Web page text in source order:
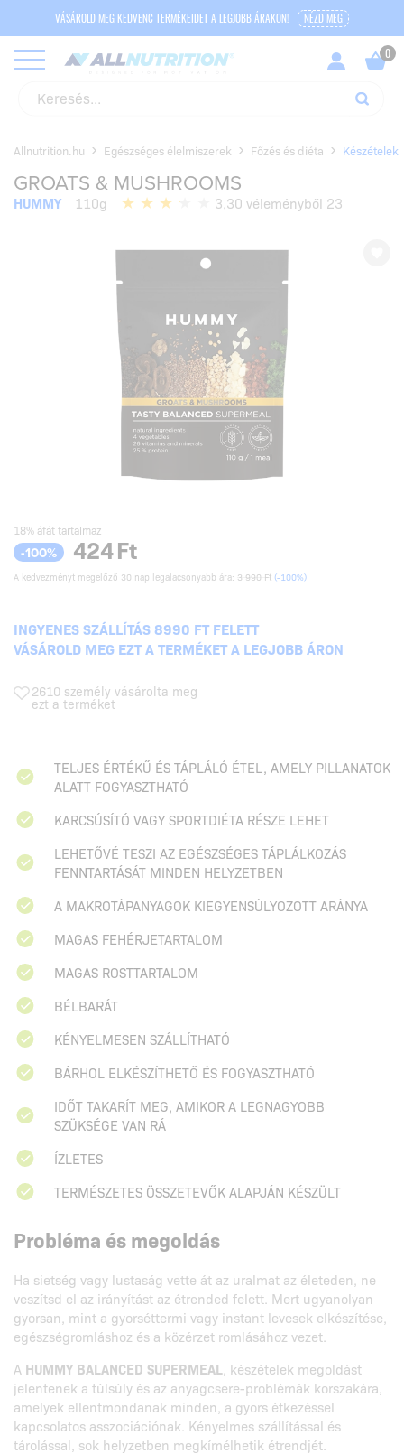
VÁSÁROLD MEG KEDVENC TERMÉKEIDET A LEGJOBB ÁRAKON! NÉZD MEG
Allnutrition.hu Egészséges élelmiszerek Főzés és diéta Készételek
GROATS & MUSHROOMS
HUMMY 110g 3,30 véleményből 23
18% áfát tartalmaz
-100% 424Ft
A kedvezményt megelőző 30 nap legalacsonyabb ára: 3 990 Ft (-100%)
INGYENES SZÁLLÍTÁS 8990 FT FELETT
VÁSÁROLD MEG EZT A TERMÉKET A LEGJOBB ÁRON
2610 személy vásárolta meg
ezt a terméket
TELJES ÉRTÉKŰ ÉS TÁPLÁLÓ ÉTEL, AMELY PILLANATOK
ALATT FOGYASZTHATÓ
KARCSÚSÍTÓ VAGY SPORTDIÉTA RÉSZE LEHET
LEHETŐVÉ TESZI AZ EGÉSZSÉGES TÁPLÁLKOZÁS
FENNTARTÁSÁT MINDEN HELYZETBEN
A MAKROTÁPANYAGOK KIEGYENSÚLYOZOTT ARÁNYA
MAGAS FEHÉRJETARTALOM
MAGAS ROSTTARTALOM
BÉLBARÁT
KÉNYELMESEN SZÁLLÍTHATÓ
BÁRHOL ELKÉSZÍTHETŐ ÉS FOGYASZTHATÓ
IDŐT TAKARÍT MEG, AMIKOR A LEGNAGYOBB
SZÜKSÉGE VAN RÁ
ÍZLETES
TERMÉSZETES ÖSSZETEVŐK ALAPJÁN KÉSZÜLT
Probléma és megoldás
Ha sietség vagy lustaság vette át az uralmat az életeden, ne
veszítsd el az irányítást az étrended felett. Mert ugyanolyan
gyorsan, mint a gyorséttermi vagy instant levesek elkészítése,
egészségromláshoz és a közérzet romlásához vezet.
A HUMMY BALANCED SUPERMEAL, készételek megoldást
jelentenek a túlsúly és az anyagcsere-problémák korszakára,
amelyek ellentmondanak minden, a gyors étkezéssel
kapcsolatos asszociációnak. Kényelmes szállítással és
tárolással, sok helyzetben megkímélhetik étrendjét.